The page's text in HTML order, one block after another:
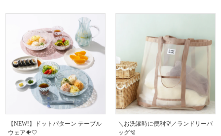
【NEW!】ドットパターン テーブル
ウェア🐠🤍
＼お洗濯時に便利💡／ランドリーバ
ッグ🫧